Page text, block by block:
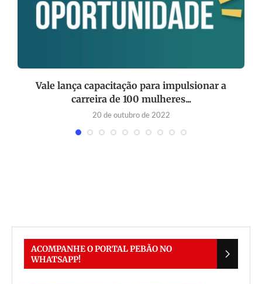
Vale lança capacitação para impulsionar a
carreira de 100 mulheres...
20 de outubro de 2022
ACOMPANHE O PORTAL PEBÃO NO
WHATSAPP!